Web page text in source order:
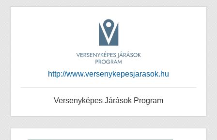
http://www.versenykepesjarasok.hu
Versenyképes Járások Program